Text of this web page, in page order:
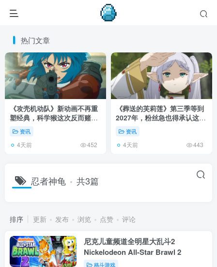
热门文章
《攻壳机动队》新动画不再重
塑经典，科学猴这次反而赌对
了！资讯
4天前 452
《葬送的芙莉莲》第三季等到
2027年，粉丝急也得承认这次
慢得有道理！
资讯
4天前 443
忍者神龟 共3篇
排序 更新 发布 浏览 点赞 评论
尼克儿童频道全明星大乱斗2
Nickelodeon All-Star Brawl 2
格斗游戏